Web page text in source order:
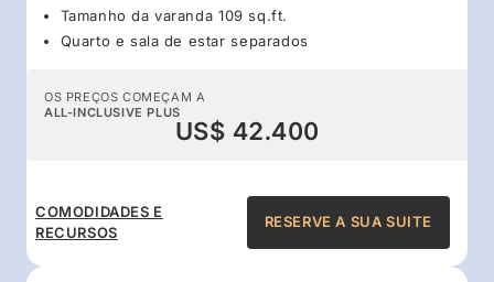
Tamanho da varanda 109 sq.ft.
Quarto e sala de estar separados
OS PREÇOS COMEÇAM A
ALL-INCLUSIVE PLUS
US$ 42.400
COMODIDADES E
RECURSOS
RESERVE A SUA SUITE